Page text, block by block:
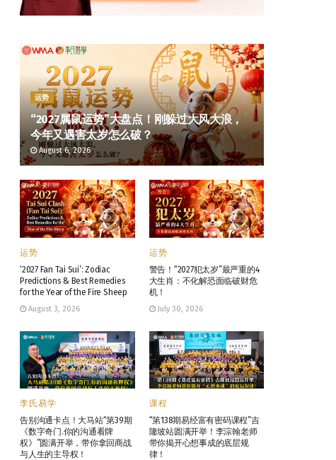
运势
“2027属鼠运势”大盘点！刚躲过大风大浪，
今年又遇害太岁怎么破？
August 6, 2026
运势
‘2027 Fan Tai Sui’: Zodiac
Predictions & Best Remedies
for the Year of the Fire Sheep
August 3, 2026
运势
警告！“2027犯太岁”最严重的4
大生肖：不化解恐面临破财危
机！
July 30, 2026
李氏易学
告别沟通卡点！大马站“第39期
《数字奇门.你的沟通看牌
权》”圆满开举，带你拿回商战
与人生的主导权！
课程
“第138期易经富有密码课程”吉
隆坡站圆满开举！李淙翰老师
带你揭开心想事成的底层规
律！